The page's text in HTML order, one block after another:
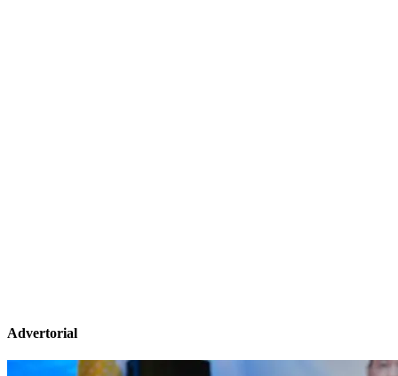
Advertorial